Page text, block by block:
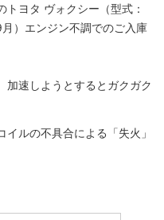
ヨタ ヴォクシー（型式：
）エンジン不調でのご入庫
加速しようとするとガクガク
ルの不具合による「失火」